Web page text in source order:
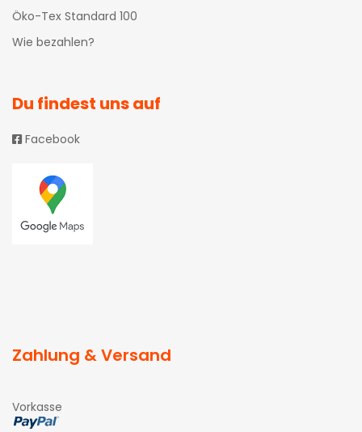
Öko-Tex Standard 100
Wie bezahlen?
Du findest uns auf
Facebook
Zahlung & Versand
Vorkasse